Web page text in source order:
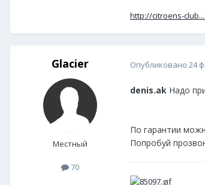
http://citroens-
Glacier
Местный
70
Опубликовано 24
denis.ak Надо
По гарантии
Попробуй